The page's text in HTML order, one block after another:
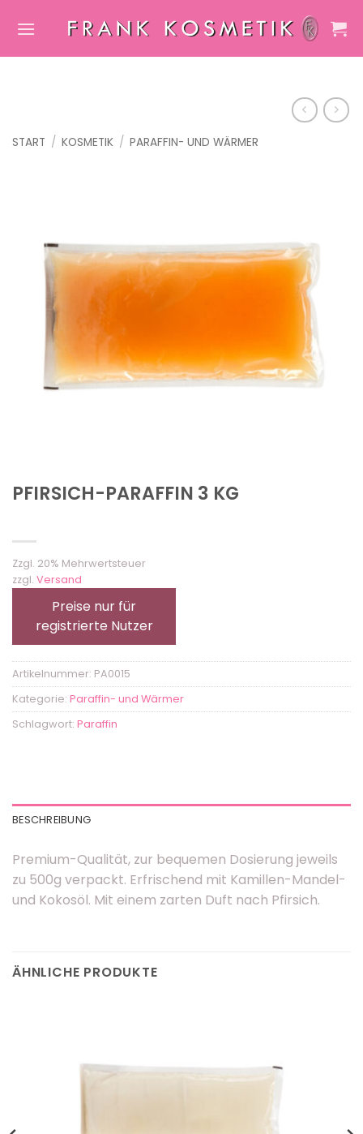
Inhalt
START / KOSMETIK / PARAFFIN- UND WÄRMER
PFIRSICH-PARAFFIN 3 KG
Zzgl. 20% Mehrwertsteuer
zzgl. Versand
Preise nur für
registrierte Nutzer
Artikelnummer: PA0015
Kategorie: Paraffin- und Wärmer
Schlagwort: Paraffin
BESCHREIBUNG
Premium-Qualität, zur bequemen Dosierung jeweils
zu 500g verpackt. Erfrischend mit Kamillen-Mandel-
und Kokosöl. Mit einem zarten Duft nach Pfirsich.
ÄHNLICHE PRODUKTE